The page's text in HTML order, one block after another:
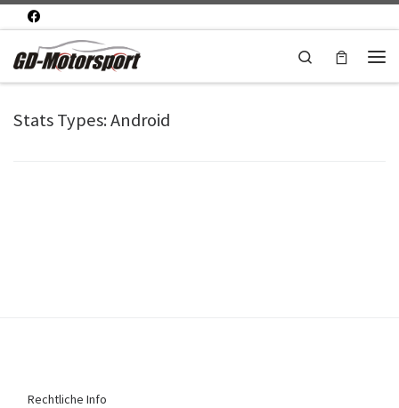
Zum Inhalt springen
Search
Stats Types:Android
Rechtliche Info